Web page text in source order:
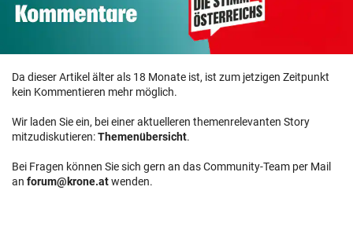
Da dieser Artikel älter als 18 Monate ist, ist zum jetzigen Zeitpunkt
kein Kommentieren mehr möglich.
Wir laden Sie ein, bei einer aktuelleren themenrelevanten Story
mitzudiskutieren:Themenübersicht.
Bei Fragen können Sie sich gern an das Community-Team per Mail
an forum@krone.atwenden.